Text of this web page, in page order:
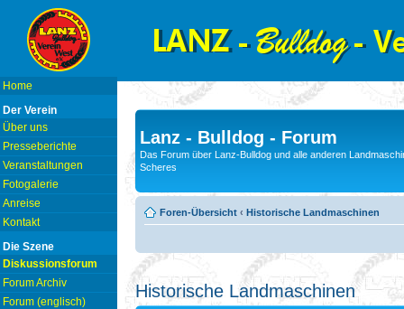
Home
Der Verein
Über uns
Presseberichte
Veranstaltungen
Fotogalerie
Anreise
Kontakt
Die Szene
Diskussionsforum
Forum Archiv
Forum (englisch)
Lanz - Bulldog - Forum
Das Forum über Lanz-Bulldog und alle anderen
Scheres
Foren-Übersicht ‹ Historische Landmaschinen
Historische Landmaschinen